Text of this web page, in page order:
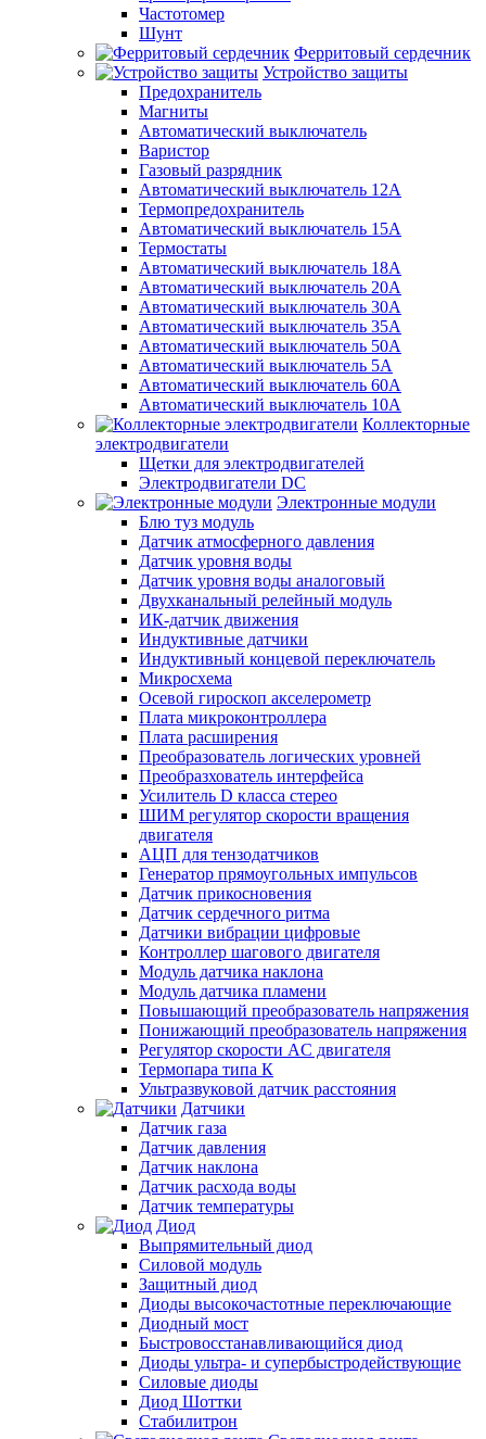
Частотомер
Шунт
Ферритовый сердечник
Устройство защиты
Предохранитель
Магниты
Автоматический выключатель
Варистор
Газовый разрядник
Автоматический выключатель 12А
Термопредохранитель
Автоматический выключатель 15А
Термостаты
Автоматический выключатель 18А
Автоматический выключатель 20А
Автоматический выключатель 30А
Автоматический выключатель 35А
Автоматический выключатель 50А
Автоматический выключатель 5А
Автоматический выключатель 60А
Автоматический выключатель 10А
Коллекторные
электродвигатели
Щетки для электродвигателей
Электродвигатели DC
Электронные модули
Блю туз модуль
Датчик атмосферного давления
Датчик уровня воды
Датчик уровня воды аналоговый
Двухканальный релейный модуль
ИК-датчик движения
Индуктивные датчики
Индуктивный концевой переключатель
Микросхема
Осевой гироскоп акселерометр
Плата микроконтроллера
Плата расширения
Преобразователь логических уровней
Преобразхователь интерфейса
Усилитель D класса стерео
ШИМ регулятор скорости вращения
двигателя
АЦП для тензодатчиков
Генератор прямоугольных импульсов
Датчик прикосновения
Датчик сердечного ритма
Датчики вибрации цифровые
Контроллер шагового двигателя
Модуль датчика наклона
Модуль датчика пламени
Повышающий преобразователь напряжения
Понижающий преобразователь напряжения
Регулятор скорости AC двигателя
Термопара типа К
Ультразвуковой датчик расстояния
Датчики
Датчик газа
Датчик давления
Датчик наклона
Датчик расхода воды
Датчик температуры
Диод
Выпрямительный диод
Силовой модуль
Защитный диод
Диоды высокочастотные переключающие
Диодный мост
Быстровосстанавливающийся диод
Диоды ультра- и супербыстродействующие
Силовые диоды
Диод Шоттки
Стабилитрон